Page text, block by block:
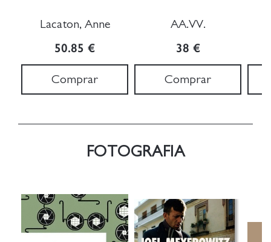
Lacaton, Anne
50.85 €
Comprar
AA.VV.
38 €
Comprar
FOTOGRAFIA